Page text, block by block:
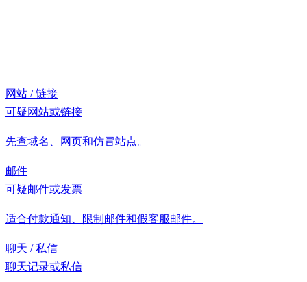
网站 / 链接
可疑网站或链接
先查域名、网页和仿冒站点。
邮件
可疑邮件或发票
适合付款通知、限制邮件和假客服邮件。
聊天 / 私信
聊天记录或私信